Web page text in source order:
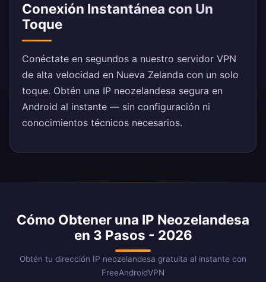
Conexión Instantánea con Un
Toque
Conéctate en segundos a nuestro servidor VPN
de alta velocidad en Nueva Zelanda con un solo
toque. Obtén una IP neozelandesa segura en
Android al instante — sin configuración ni
conocimientos técnicos necesarios.
Cómo Obtener una IP Neozelandesa
en 3 Pasos - 2026
Obtén tu dirección IP neozelandesa gratuita al instante con
FreeAndroidVPN